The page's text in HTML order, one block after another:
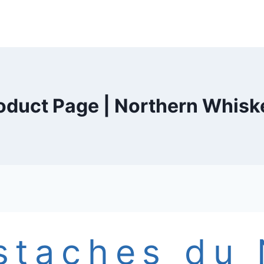
Page | Northern
du